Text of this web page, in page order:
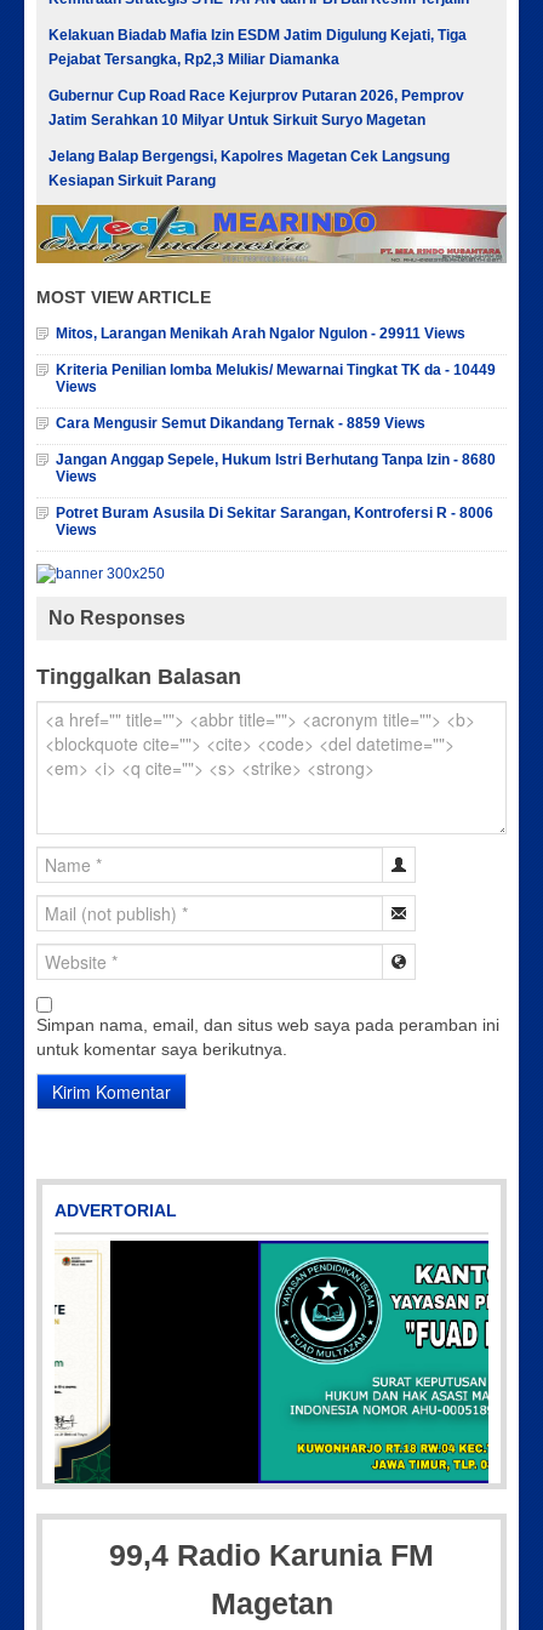
Kelakuan Biadab Mafia Izin ESDM Jatim Digulung Kejati, Tiga
Pejabat Tersangka, Rp2,3 Miliar Diamanka
Gubernur Cup Road Race Kejurprov Putaran 2026, Pemprov
Jatim Serahkan 10 Milyar Untuk Sirkuit Suryo Magetan
Jelang Balap Bergengsi, Kapolres Magetan Cek Langsung
Kesiapan Sirkuit Parang
MOST VIEW ARTICLE
Mitos, Larangan Menikah Arah Ngalor Ngulon - 29911 Views
Kriteria Penilian lomba Melukis/ Mewarnai Tingkat TK da - 10449
Views
Cara Mengusir Semut Dikandang Ternak - 8859 Views
Jangan Anggap Sepele, Hukum Istri Berhutang Tanpa Izin - 8680
Views
Potret Buram Asusila Di Sekitar Sarangan, Kontrofersi R - 8006
Views
No Responses
Tinggalkan Balasan
Simpan nama, email, dan situs web saya pada peramban ini
untuk komentar saya berikutnya.
ADVERTORIAL
Picsart_23-04-10_00-36-15-097
99,4 Radio Karunia FM
Magetan